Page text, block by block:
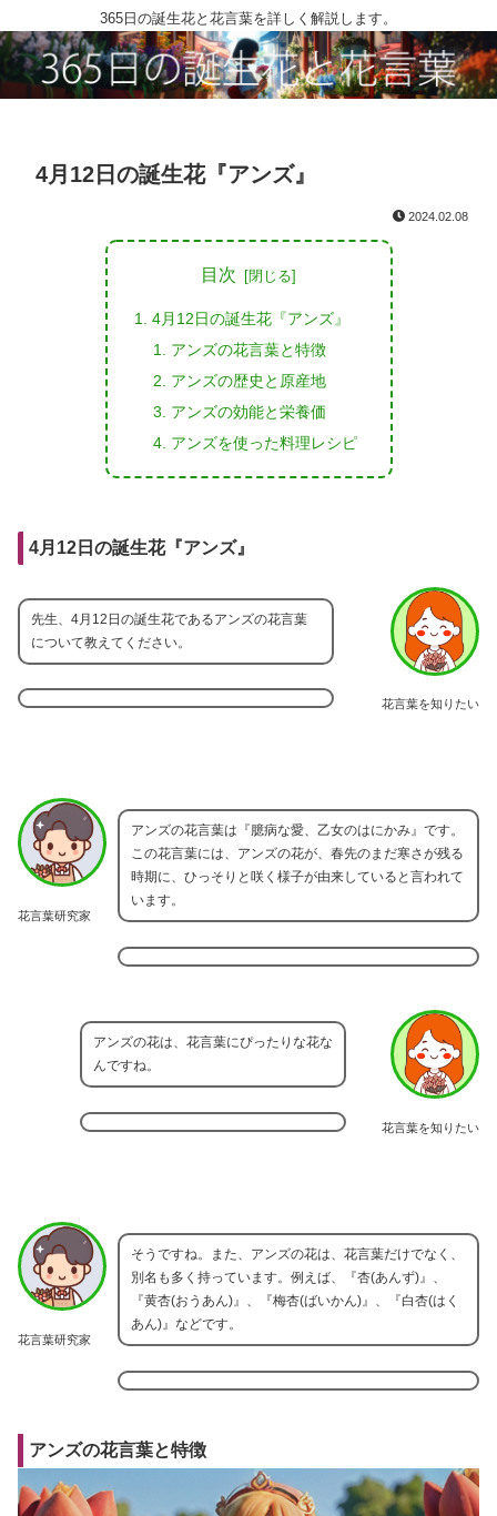
365日の誕生花と花言葉を詳しく解説します。
4月12日の誕生花『アンズ』
2024.02.08
目次
4月12日の誕生花『アンズ』
アンズの花言葉と特徴
アンズの歴史と原産地
アンズの効能と栄養価
アンズを使った料理レシピ
4月12日の誕生花『アンズ』
花言葉を知りたい
先生、4月12日の誕生花であるアンズの花言葉
について教えてください。
花言葉研究家
アンズの花言葉は『臆病な愛、乙女のはにかみ』です。
この花言葉には、アンズの花が、春先のまだ寒さが残る
時期に、ひっそりと咲く様子が由来していると言われて
います。
花言葉を知りたい
アンズの花は、花言葉にぴったりな花な
んですね。
花言葉研究家
そうですね。また、アンズの花は、花言葉だけでなく、
別名も多く持っています。例えば、『杏(あんず)』、
『黄杏(おうあん)』、『梅杏(ばいかん)』、『白杏(はく
あん)』などです。
アンズの花言葉と特徴